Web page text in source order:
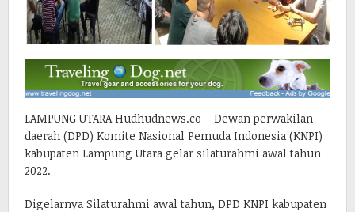
LAMPUNG UTARA Hudhudnews.co – Dewan perwakilan
daerah (DPD) Komite Nasional Pemuda Indonesia (KNPI)
kabupaten Lampung Utara gelar silaturahmi awal tahun
2022.
Digelarnya Silaturahmi awal tahun, DPD KNPI kabupaten